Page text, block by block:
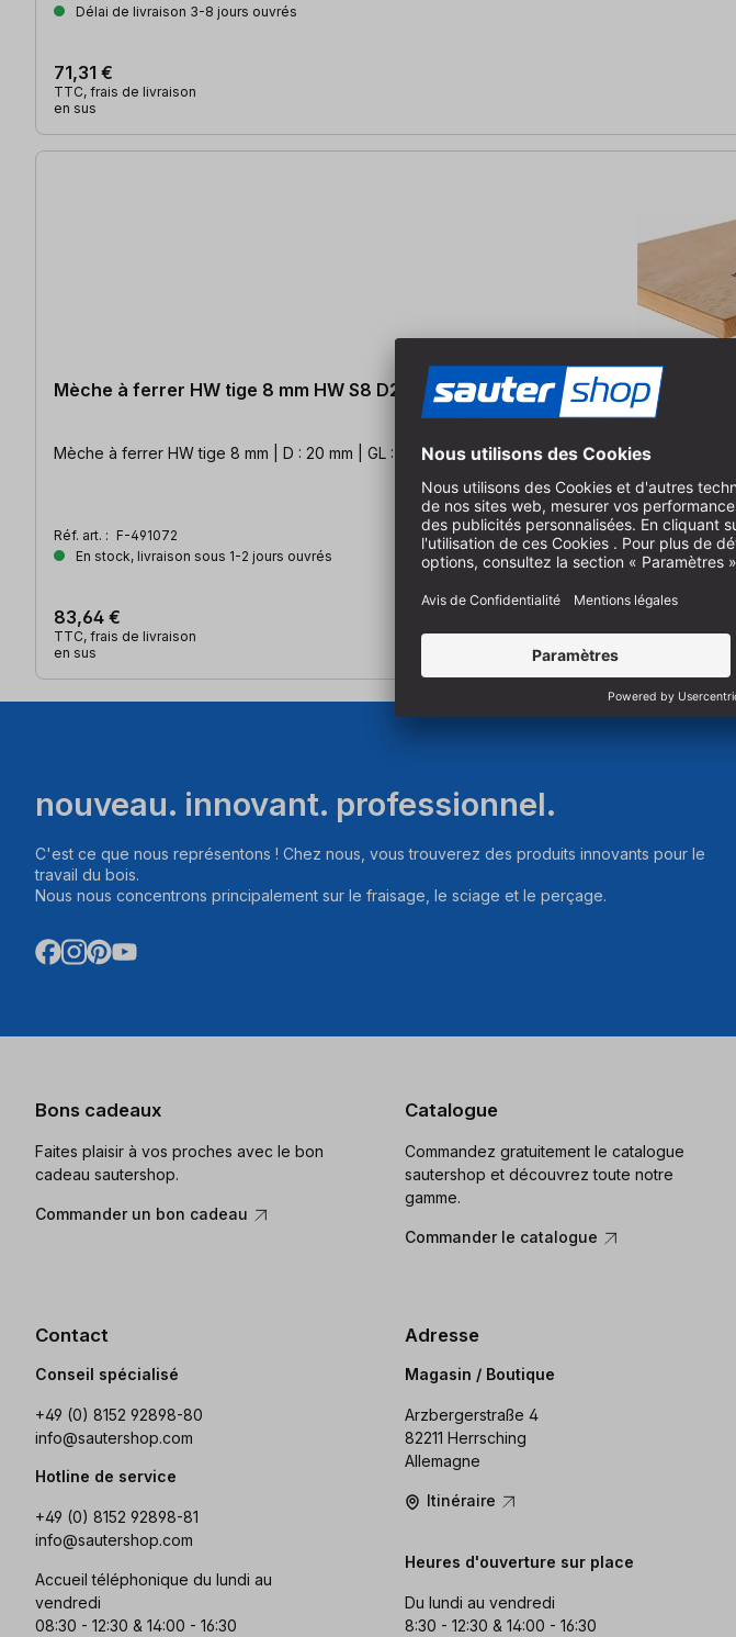
Délai de livraison 3-8 jours ouvrés
71,31 €
TTC, frais de livraison
en sus
Mèche à ferrer HW tige 8 mm HW S8 D20
Mèche à ferrer HW tige 8 mm | D : 20 mm | GL : 54,5 mm
Réf. art. : F-491072
En stock, livraison sous 1-2 jours ouvrés
83,64 €
TTC, frais de livraison
en sus
nouveau. innovant. professionnel.
C'est ce que nous représentons ! Chez nous, vous trouverez des produits innovants pour le
travail du bois.
Nous nous concentrons principalement sur le fraisage, le sciage et le perçage.
Bons cadeaux
Faites plaisir à vos proches avec le bon
cadeau sautershop.
Commander un bon cadeau
Catalogue
Commandez gratuitement le catalogue
sautershop et découvrez toute notre
gamme.
Commander le catalogue
Contact
Conseil spécialisé
+49 (0) 8152 92898-80
info@sautershop.com
Hotline de service
+49 (0) 8152 92898-81
info@sautershop.com
Accueil téléphonique du lundi au
vendredi
08:30 - 12:30 & 14:00 - 16:30
Adresse
Magasin / Boutique
Arzbergerstraße 4
82211 Herrsching
Allemagne
Itinéraire
Heures d'ouverture sur place
Du lundi au vendredi
8:30 - 12:30 & 14:00 - 16:30